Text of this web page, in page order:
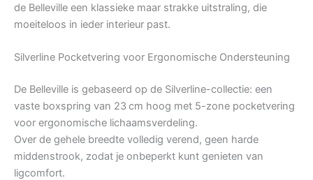
de Belleville een klassieke maar strakke uitstraling, die
moeiteloos in ieder interieur past.
Silverline Pocketvering voor Ergonomische Ondersteuning
De Belleville is gebaseerd op de Silverline-collectie: een
vaste boxspring van 23 cm hoog met 5-zone pocketvering
voor ergonomische lichaamsverdeling.
Over de gehele breedte volledig verend, geen harde
middenstrook, zodat je onbeperkt kunt genieten van
ligcomfort.